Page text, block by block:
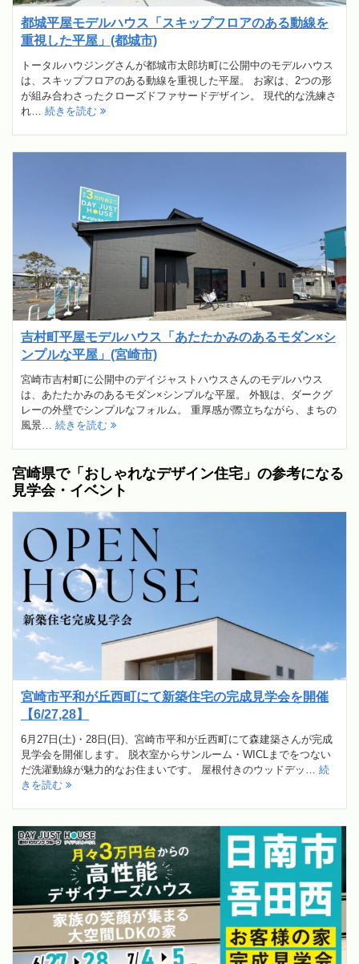
都城平屋モデルハウス「スキップフロアのある動線を
重視した平屋」(都城市)
トータルハウジングさんが都城市太郎坊町に公開中のモデルハウス
は、スキップフロアのある動線を重視した平屋。 お家は、2つの形
が組み合わさったクローズドファサードデザイン。 現代的な洗練さ
れ… 続きを読む
吉村町平屋モデルハウス「あたたかみのあるモダン×シ
ンプルな平屋」(宮崎市)
宮崎市吉村町に公開中のデイジャストハウスさんのモデルハウス
は、あたたかみのあるモダン×シンプルな平屋。 外観は、ダークグ
レーの外壁でシンプルなフォルム。 重厚感が際立ちながら、まちの
風景… 続きを読む
宮崎県で「おしゃれなデザイン住宅」の参考になる
見学会・イベント
宮崎市平和が丘西町にて新築住宅の完成見学会を開催
【6/27,28】
6月27日(土)・28日(日)、宮崎市平和が丘西町にて森建築さんが完成
見学会を開催します。 脱衣室からサンルーム・WICLまでをつない
だ洗濯動線が魅力的なお住まいです。 屋根付きのウッドデッ… 続
きを読む